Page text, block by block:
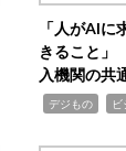
「人がAI
きること
入機関の共
デジもの ビ